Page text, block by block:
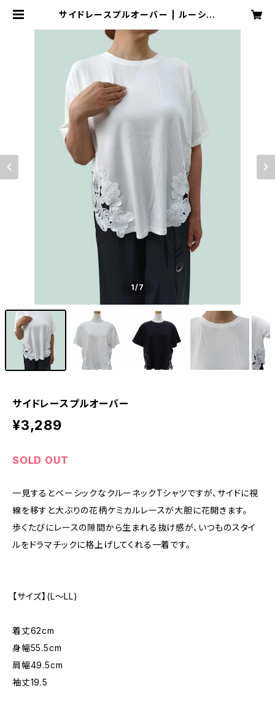
サイドレースプルオーバー | ルーシー
1/7
サイドレースプルオーバー
¥3,289
SOLD OUT
一見するとベーシックなクルーネックTシャツですが、サイドに視
線を移すと大ぶりの花柄ケミカルレースが大胆に花開きます。
歩くたびにレースの隙間から生まれる抜け感が、いつものスタイ
ルをドラマチックに格上げしてくれる一着です。
【サイズ】(L〜LL)
着丈62cm
身幅55.5cm
肩幅49.5cm
袖丈19.5